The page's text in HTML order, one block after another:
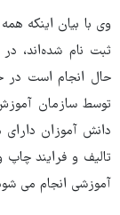
وی با بیان اینکه
ثبت نام شده‌اند،
حال انجام است در
توسط سازمان
دانش آموزان
تالیف و فرایند
آموزشی انجام می